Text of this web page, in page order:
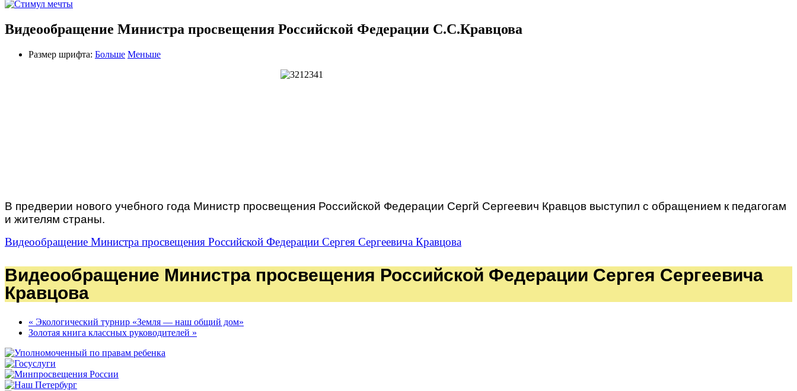
Видеообращение Министра просвещения Российской Федерации С.С.Кравцова
Размер шрифта: Больше Меньше
В предверии нового учебного года Министр просвещения Российской Федерации Сергй Сергеевич Кравцов выступил с обращением к педагогам
и жителям страны.
Видеообращение Министра просвещения Российской Федерации Сергея Сергеевича Кравцова
Видеообращение Министра просвещения Российской Федерации Сергея Сергеевича
Кравцова
« Экологический турнир «Земля — наш общий дом»
Золотая книга классных руководителей »